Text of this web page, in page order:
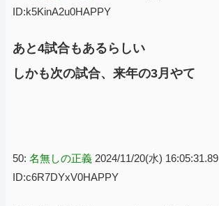
ID:k5KinA2u0HAPPY
あと4試合もあるらしい
しかも次の試合、来年の3月やて
50: 名無しの正義 2024/11/20(水) 16:05:31.89
ID:c6R7DYxV0HAPPY